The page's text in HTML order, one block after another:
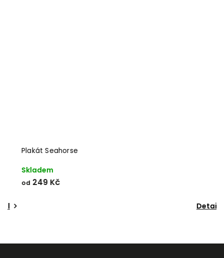
Plakát Seahorse
Skladem
249 Kč
Detail